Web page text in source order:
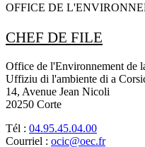
OFFICE DE
CHEF DE FILE
Office de l'Environnement de
Uffiziu di l'ambiente di a
14, Avenue Jean Nicoli
20250 Corte
Tél : 04.95.45.04.00
Courriel : ocic@oec.fr